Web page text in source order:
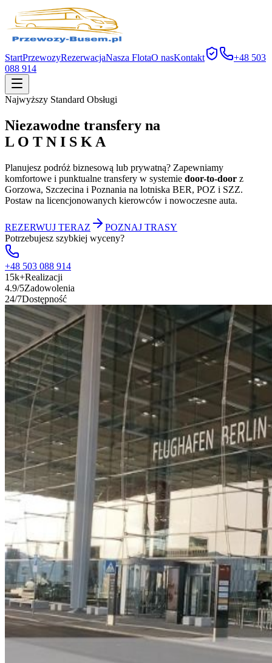
StartPrzewozyRezerwacjaNasza FlotaO nasKontakt
+48 503
088 914
Najwyższy Standard Obsługi
Niezawodne transfery na
L O T N I S K A
Planujesz podróż biznesową lub prywatną? Zapewniamy
komfortowe i punktualne transfery w systemie door-to-door z
Gorzowa, Szczecina i Poznania na lotniska BER, POZ i SZZ.
Postaw na licencjonowanych kierowców i nowoczesne auta.
REZERWUJ TERAZ
POZNAJ TRASY
Potrzebujesz szybkiej wyceny?
+48 503 088 914
15k+Realizacji
4.9/5Zadowolenia
24/7Dostępność